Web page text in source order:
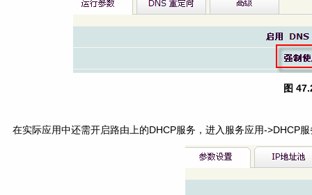
图
在实际应用中还需开启路由上的DHCP服务，进入服务应用->DHCP